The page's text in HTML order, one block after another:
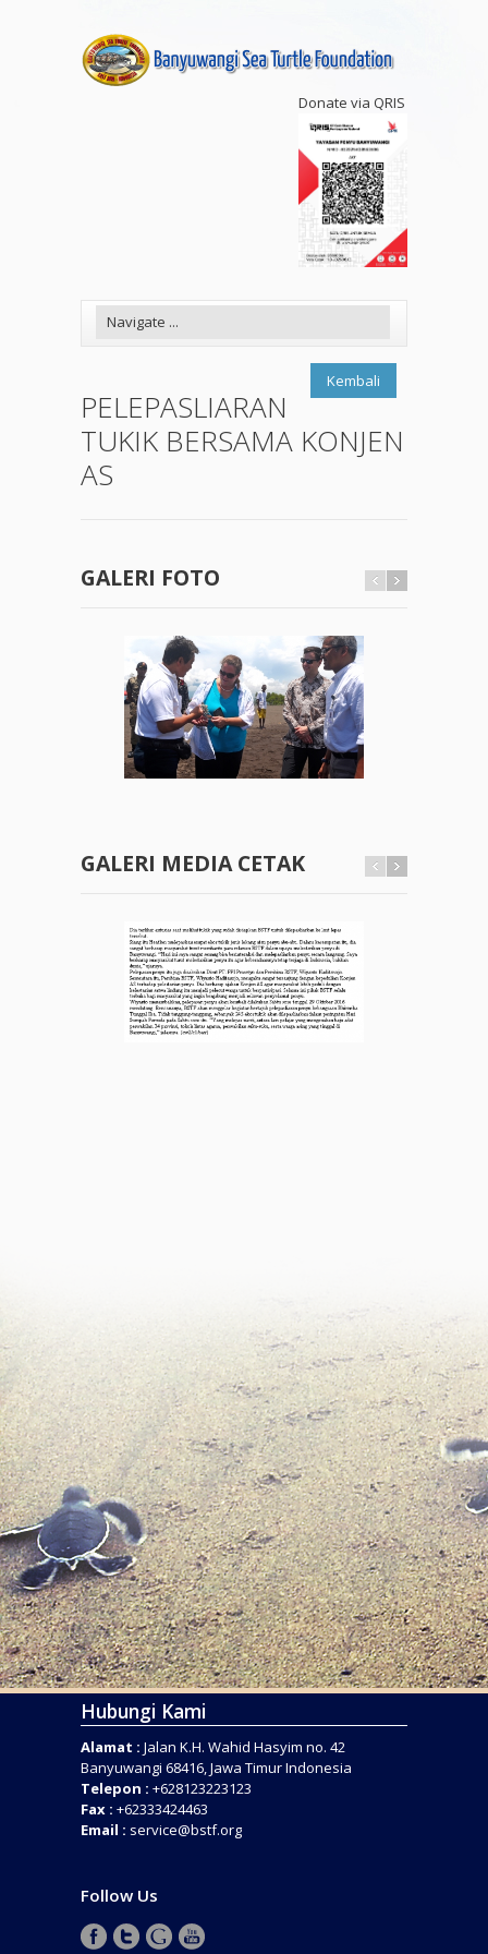
Donate via QRIS
Kembali
PELEPASLIARAN
TUKIK BERSAMA KONJEN
AS
GALERI FOTO
GALERI MEDIA CETAK
Hubungi Kami
Alamat : Jalan K.H. Wahid Hasyim no. 42
Banyuwangi 68416, Jawa Timur Indonesia
Telepon : +628123223123
Fax : +62333424463
Email : service@bstf.org
Follow Us